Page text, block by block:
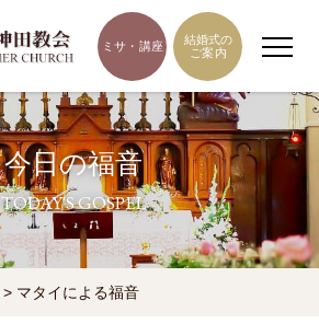
ミサ・講座
結婚式の
ご案内
今日の福音
TODAY'S GOSPEL
> マタイによる福音